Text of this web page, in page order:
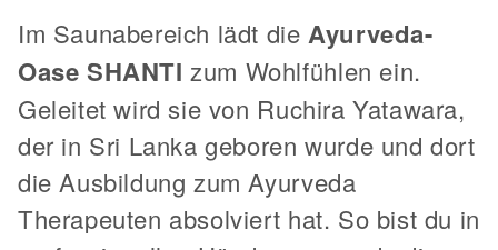
Im Saunabereich lädt die Ayurveda-
Oase SHANTI zum Wohlfühlen ein.
Geleitet wird sie von Ruchira Yatawara,
der in Sri Lanka geboren wurde und dort
die Ausbildung zum Ayurveda
Therapeuten absolviert hat. So bist du in